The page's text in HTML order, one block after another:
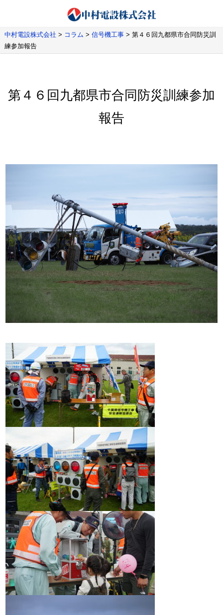
中村電設株式会社 > コラム > 信号機工事> 第４６回九都県市合同防災訓
練参加報告
第４６回九都県市合同防災訓練参加
報告